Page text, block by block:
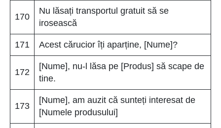
170
Nu lăsați transportul gratuit să se
irosească
171 Acest cărucior îți aparține, [Nume]?
172
[Nume], nu-l lăsa pe [Produs] să scape de
tine.
173
[Nume], am auzit că sunteți interesat de
[Numele produsului]